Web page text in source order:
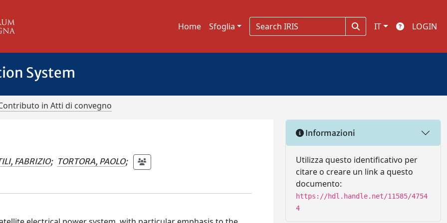
Home Sfoglia IT LOGIN
System
in Atti di convegno
FABRIZIO; TORTORA, PAOLO;
Informazioni
Utilizza questo identificativo per
citare o creare un link a questo
documento:
https://hdl.handle.net/11585/4754
4